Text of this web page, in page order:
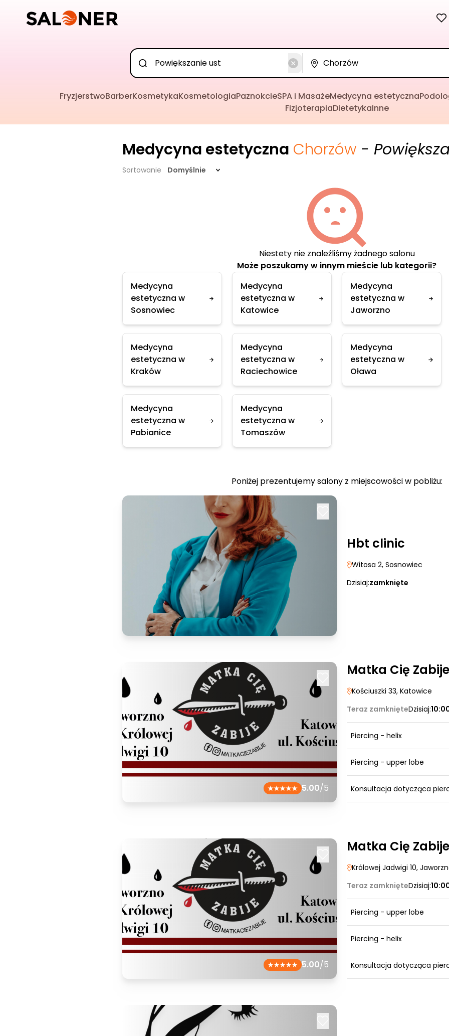
FryzjerstwoBarberKosmetykaKosmetologiaPaznokcieSPA i MasażeMedycyna estetyczna
FizjoterapiaDietetykaInne
Medycyna estetyczna Chorzów -
Sortowanie Domyślnie
Niestety nie znaleźliśmy żadnego salonu
Może poszukamy w innym mieście lub kategorii?
Medycyna
estetyczna w
Sosnowiec
Medycyna
estetyczna w
Katowice
Medycyna
estetyczna w
Jaworzno
Medycyna
estetyczna w
Kraków
Medycyna
estetyczna w
Raciechowice
Medycyna
estetyczna w
Oława
Medycyna
estetyczna w
Pabianice
Medycyna
estetyczna w
Tomaszów
Poniżej prezentujemy salony z miejscowości w pobliżu:
Hbt clinic
Witosa 2, Sosnowiec
Dzisiaj:zamknięte
5.00/5
Matka Cię
Kościuszki 33, Katowice
Teraz zamknięteDzisiaj:
Piercing - helix
Piercing - upper lobe
Konsultacja dotycząca
5.00/5
Matka Cię Zabije
Królowej Jadwigi 10,
Teraz zamknięteDzisiaj:
Piercing - upper lobe
Piercing - helix
Konsultacja dotycząca